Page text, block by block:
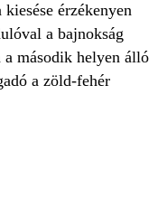
érzékenyen
a bajnokság
a második helyen álló
a zöld-fehér